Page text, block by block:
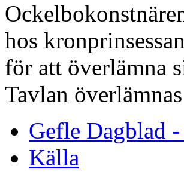
hos
för att överlämna
Tavlan
Gefle Dagblad
Källa